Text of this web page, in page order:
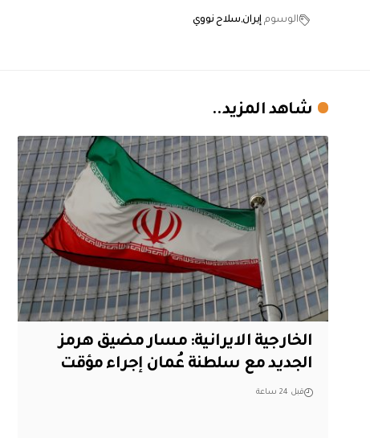
الوسوم إيران سلاح نووي
شاهد المزيد..
الخارجية الايرانية: مسار مضيق هرمز
الجديد مع سلطنة عُمان إجراء مؤقت
قبل 24 ساعة